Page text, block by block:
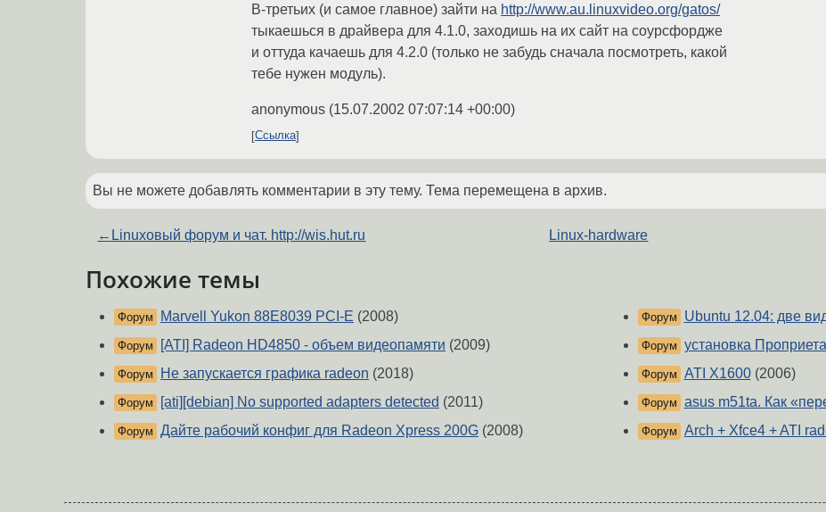
В-третьих (и самое главное) зайти на http://www.au.linuxvideo.org/gatos/
тыкаешься в драйвера для 4.1.0, заходишь на их сайт на соурсфордже
и оттуда качаешь для 4.2.0 (только не забудь сначала посмотреть, какой
тебе нужен модуль).
anonymous (15.07.2002 07:07:14 +00:00)
Ссылка
Вы не можете добавлять комментарии в эту тему. Тема перемещена в архив.
← Linuxoвый форум и чат. http://wis.hut.ru Linux-hardware
Похожие темы
Форум Marvell Yukon 88E8039 PCI-E (2008)
Форум [ATI] Radeon HD4850 - объем видеопамяти (2009)
Форум Не запускается графика radeon (2018)
Форум [ati][debian] No supported adapters detected (2011)
Форум Дайте рабочий конфиг для Radeon Xpress 200G (2008)
Форум Ubuntu 12.04: две
Форум установка
Форум ATI X1600(2006)
Форум asus m51ta. Как
Форум Arch + Xfce4 + ATI